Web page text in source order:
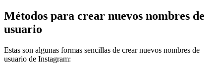
Métodos para crear nuevos nombres de
usuario
Estas son algunas formas sencillas de crear nuevos nombres de
usuario de Instagram: